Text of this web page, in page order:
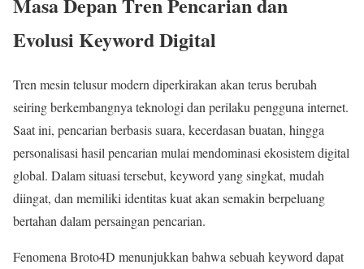
Evolusi Keyword Digital
Tren mesin telusur modern diperkirakan akan terus berubah
seiring berkembangnya teknologi dan perilaku pengguna internet.
Saat ini, pencarian berbasis suara, kecerdasan buatan, hingga
personalisasi hasil pencarian mulai mendominasi ekosistem digital
global. Dalam situasi tersebut, keyword yang singkat, mudah
diingat, dan memiliki identitas kuat akan semakin berpeluang
bertahan dalam persaingan pencarian.
Fenomena Broto4D menunjukkan bahwa sebuah keyword dapat